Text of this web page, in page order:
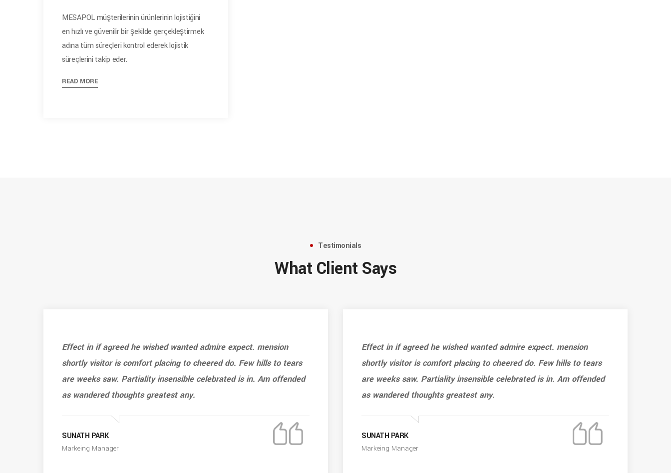
MESAPOL müşterilerinin ürünlerinin lojistiğini
en hızlı ve güvenilir bir şekilde gerçekleştirmek
adına tüm süreçleri kontrol ederek lojistik
süreçlerini takip eder.
READ MORE
Testimonials
What Client Says
Effect in if agreed he wished wanted admire expect. mension
shortly visitor is comfort placing to cheered do. Few hills to tears
are weeks saw. Partiality insensible celebrated is in. Am offended
as wandered thoughts greatest any.
SUNATH PARK
Markeing Manager
Effect in if agreed he wished wanted admire expect. mension
shortly visitor is comfort placing to cheered do. Few hills to tears
are weeks saw. Partiality insensible celebrated is in. Am offended
as wandered thoughts greatest any.
SUNATH PARK
Markeing Manager